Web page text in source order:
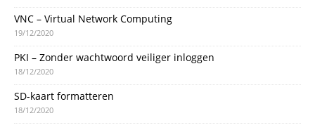
VNC – Virtual Network Computing
19/12/2020
PKI – Zonder wachtwoord veiliger inloggen
18/12/2020
SD-kaart formatteren
18/12/2020